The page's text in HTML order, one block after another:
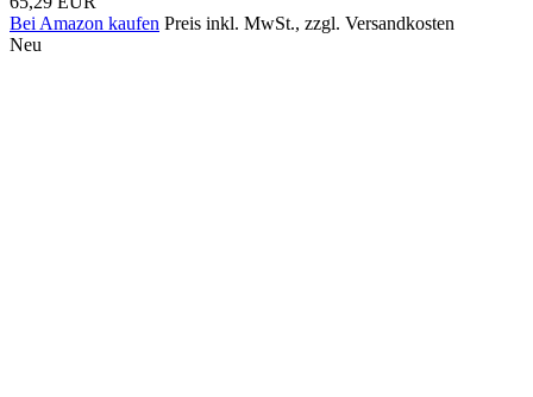
Bei Amazon kaufen Preis inkl. MwSt., zzgl. Versandkosten
Neu